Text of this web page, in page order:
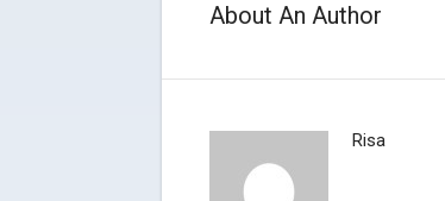
About An Author
Risa